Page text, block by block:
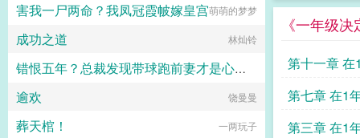
《一年级
第十一章
的生活好习
第七章 在1
拉彻底告别
第三章 在1
碍。后来，她九死一生产下孩子，傅
虑接近傅家的目的被揭穿，猝不及防
你不择手段靠近我，又突然抛弃我，
离开。他将人发了疯一般囚在别墅，
地求饶，你要实在想死，我陪你一起
害我一尸两命？我凤冠霞帔嫁皇宫萌萌的梦梦
成功之道 林灿铃
错恨五年？总裁发现带球跑前妻才是心头肉
塞布丽娜
逾欢 饶曼曼
葬天棺！ 一两玩子